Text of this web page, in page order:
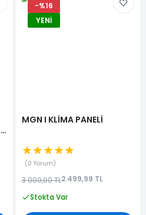
-%16
YENI
MGN I KLİMA PANELİ
★★★★★
0 Yorum
3.000,00 TL2.499,99 TL
Stokta Var